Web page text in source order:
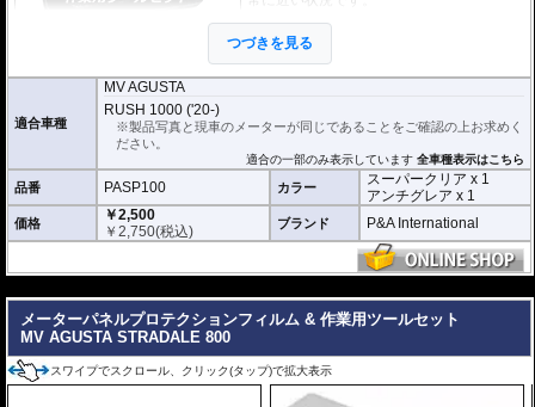
このメーターパネルプロテクションフィル
ムは不要な傷や汚れからメーターパネルを
保護します。
ーパークリアとアンチグレア)が入っており、それぞれ目的に合わせたものをご
利用いただけます。
スーパークリア :耐摩耗性が非常に高く、
透明性の高いフィルム。貼り付けてしまう
とメーターになじみ、フィルムの存在がほ
とんどわからなくなります。
アンチグレア :
マット仕上げが施され、太
陽光などによる反射を軽減。視認性の低下
を防ぎ、メーターを読み取りやすくしま
す。もちろん傷に対しても有効です。
取付キット付属 :取り付けに便利なクリー
ニングクロス、細かい埃も除去する粘着シート、気泡の混入を防ぎ、きれいに
仕上げるスキージがセットになっています。
またこのフィルムは 多少の気泡なら数時間から２日ほどで自然に気泡が消える
優れもの。満足のいく取付が容易になりました。
つづきを見る
適合車種
MV AGUSTA
RUSH 1000 ('20-)
※製品写真と現車のメーターが同じであることをご確認の上お求めく
ださい。
適合の一部のみ表示しています全車種表示はこちら
品番 PASP100 カラー
スーパークリア x 1
アンチグレア x 1
価格
￥2,500
￥2,750(税込) ブランド P&A International
メーターパネルプロテクションフィルム & 作業用ツールセット
MV AGUSTA STRADALE 800
スワイプでスクロール、クリック(タップ)で拡大表示